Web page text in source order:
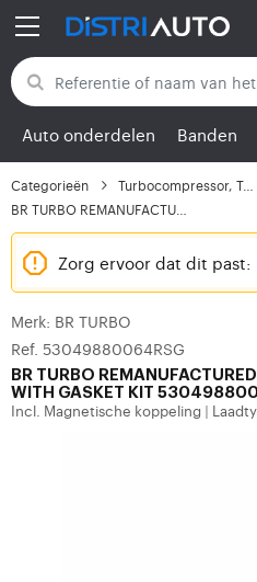
Terug naar categorieën
Auto onderdelen Banden
Categorieën Turbocompressor, Turbo
Zorg ervoor dat dit past:
Merk: BR TURBO
Ref. 53049880064RSG
BR TURBO
WITH GASKET KIT
Incl. Magnetische koppeling